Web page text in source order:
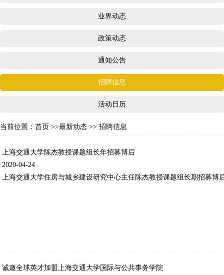
业界动态
政策动态
通知公告
招聘信息
活动日历
当前位置： 首页 >>最新动态 >> 招聘信息
上海交通大学陈杰教授课题组长年招募博后
2020-04-24
上海交通大学住房与城乡建设研究中心主任陈杰教授课题组长期招募博
诚邀全球英才加盟上海交通大学国际与公共事务学院